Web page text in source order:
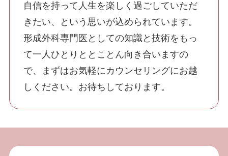
プライバシーポリシー
サイトマップ
自信を持って人生を楽しく過ごしていただ
きたい、という思いが込められています。
形成外科専門医としての知識と技術をもっ
て一人ひとりととことん向き合いますの
で、まずはお気軽にカウンセリングにお越
しください。お待ちしております。